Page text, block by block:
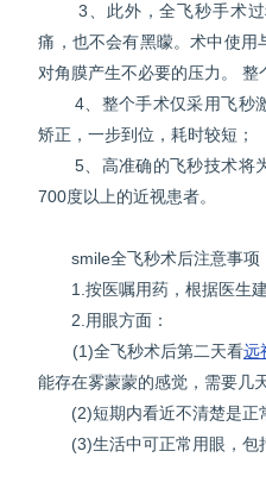
3、此外，全飞秒手术过
痛，也不会有黑曚。术中使用
对角膜产生不必要的压力。 整
4、整个手术仅采用飞秒激
矫正，一步到位，耗时较短；
5、高准确的飞秒技术将为
700度以上的近视患者。
smile全飞秒术后注意事项
1.按医嘱用药，根据医生建
2.用眼方面：
(1)全飞秒术后第二天看远
能存在雾蒙蒙的感觉，需要几
(2)短期内看近不清楚是正
(3)生活中可正常用眼，包